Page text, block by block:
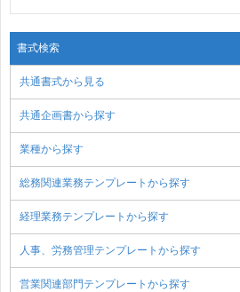
書式検索
共通書式から見る
共通企画書から探す
業種から探す
総務関連業務テンプレートから探す
経理業務テンプレートから探す
人事、労務管理テンプレートから探す
営業関連部門テンプレートから探す